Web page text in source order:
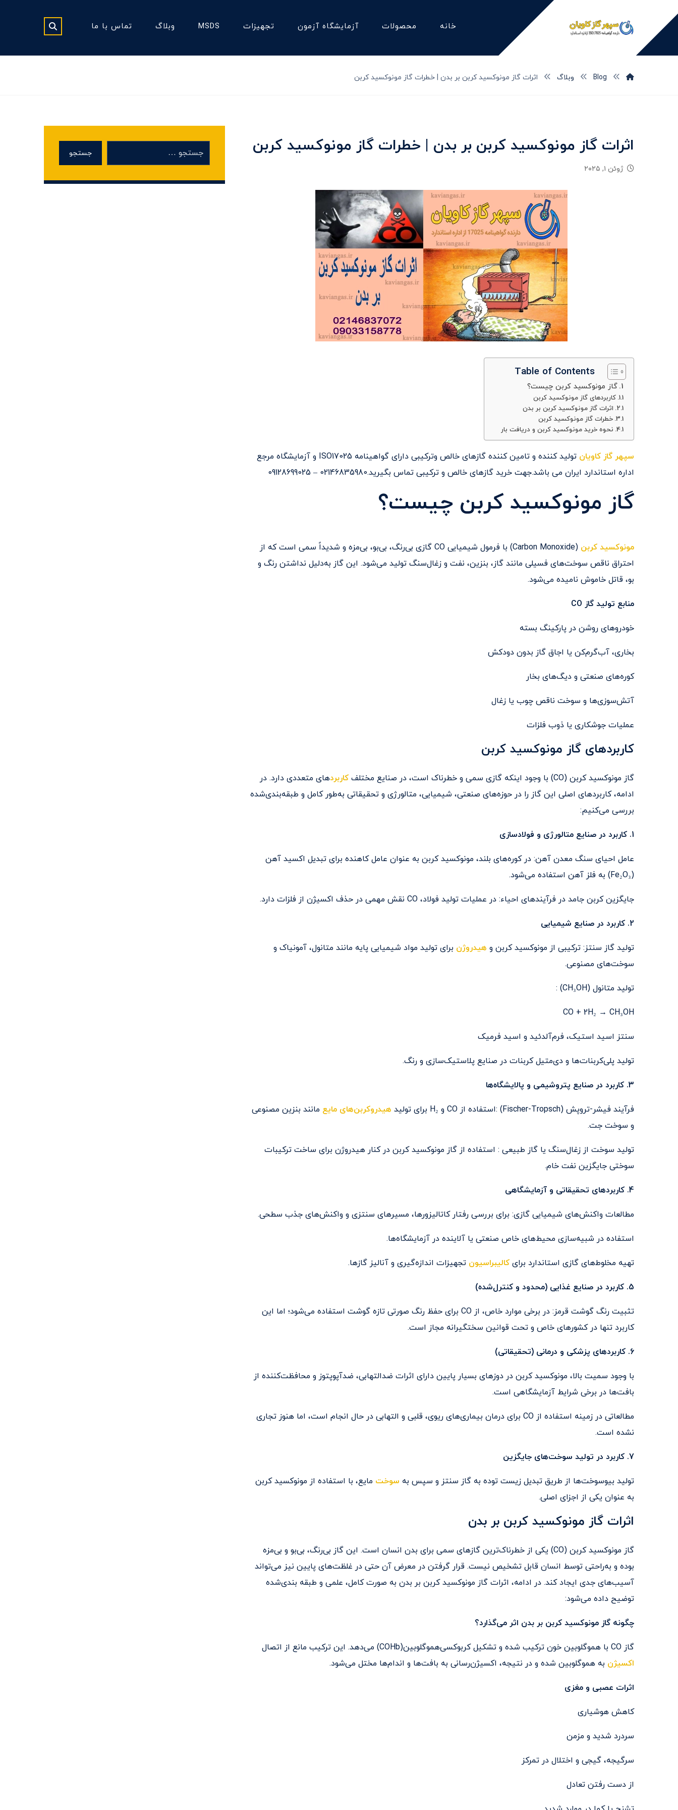
خانه محصولات آزمایشگاه آزمون تجهیزات MSDS وبلاگ تماس با ما
Blog وبلاگ اثرات گاز مونوکسید کربن بر بدن | خطرات گاز مونوکسید کربن
اثرات گاز مونوکسید کربن بر بدن | خطرات گاز مونوکسید کربن
ژوئن ۱, ۲۰۲۵
Table of Contents
گاز مونوکسید کربن چیست؟
کاربردهای گاز مونوکسید کربن
اثرات گاز مونوکسید کربن بر بدن
خطرات گاز مونوکسید کربن
نحوه خرید مونوکسید کربن و دریافت بار
سپهر گاز کاویان
تولید کننده و تامین کننده گازهای خالص وترکیبی دارای گواهینامه ISO17025 و آزمایشگاه مرجع
اداره استاندارد ایران می باشد.جهت خرید گازهای خالص و ترکیبی تماس بگیرید.02146835980 – 09128699025
گاز مونوکسید کربن چیست؟
مونوکسید کربن
(Carbon Monoxide) با فرمول شیمیایی CO گازی بی‌رنگ، بی‌بو، بی‌مزه و شدیداً سمی است که از
احتراق ناقص سوخت‌های فسیلی مانند گاز، بنزین، نفت و زغال‌سنگ تولید می‌شود. این گاز به‌دلیل نداشتن رنگ و
بو، قاتل خاموش نامیده می‌شود.
منابع تولید گاز CO
خودروهای روشن در پارکینگ بسته
بخاری، آب‌گرم‌کن یا اجاق گاز بدون دودکش
کوره‌های صنعتی و دیگ‌های بخار
آتش‌سوزی‌ها و سوخت ناقص چوب یا زغال
عملیات جوشکاری یا ذوب فلزات
کاربردهای گاز مونوکسید کربن
گاز مونوکسید کربن (CO) با وجود اینکه گازی سمی و خطرناک است، در صنایع مختلف کاربردهای متعددی دارد. در
ادامه، کاربردهای اصلی این گاز را در حوزه‌های صنعتی، شیمیایی، متالورژی و تحقیقاتی به‌طور کامل و طبقه‌بندی‌شده
بررسی می‌کنیم:
1. کاربرد در صنایع متالورژی و فولادسازی
عامل احیای سنگ معدن آهن: در کوره‌های بلند، مونوکسید کربن به عنوان عامل کاهنده برای تبدیل اکسید آهن
(Fe₂O₃) به فلز آهن استفاده می‌شود.
جایگزین کربن جامد در فرآیندهای احیاء: در عملیات تولید فولاد، CO نقش مهمی در حذف اکسیژن از فلزات دارد.
2. کاربرد در صنایع شیمیایی
تولید گاز سنتز: ترکیبی از مونوکسید کربن و هیدروژن برای تولید مواد شیمیایی پایه مانند متانول، آمونیاک و
سوخت‌های مصنوعی.
تولید متانول (CH₃OH) :
CO + 2H₂ → CH₃OH
سنتز اسید استیک، فرم‌آلدئید و اسید فرمیک
تولید پلی‌کربنات‌ها و دی‌متیل کربنات در صنایع پلاستیک‌سازی و رنگ.
3. کاربرد در صنایع پتروشیمی و پالایشگاه‌ها
فرآیند فیشر-تروپش (Fischer-Tropsch) :استفاده از CO و H₂ برای تولید هیدروکربن‌های مایع مانند بنزین مصنوعی
و سوخت جت.
تولید سوخت از زغال‌سنگ یا گاز طبیعی : استفاده از گاز مونوکسید کربن در کنار هیدروژن برای ساخت ترکیبات
سوختی جایگزین نفت خام.
4. کاربردهای تحقیقاتی و آزمایشگاهی
مطالعات واکنش‌های شیمیایی گازی: برای بررسی رفتار کاتالیزورها، مسیرهای سنتزی و واکنش‌های جذب سطحی.
استفاده در شبیه‌سازی محیط‌های خاص صنعتی یا آلاینده در آزمایشگاه‌ها.
تهیه مخلوط‌های گازی استاندارد برای کالیبراسیون تجهیزات اندازه‌گیری و آنالیز گازها.
5. کاربرد در صنایع غذایی (محدود و کنترل‌شده)
تثبیت رنگ گوشت قرمز: در برخی موارد خاص، از CO برای حفظ رنگ صورتی تازه گوشت استفاده می‌شود؛ اما این
کاربرد تنها در کشورهای خاص و تحت قوانین سختگیرانه مجاز است.
6. کاربردهای پزشکی و درمانی (تحقیقاتی)
با وجود سمیت بالا، مونوکسید کربن در دوزهای بسیار پایین دارای اثرات ضدالتهابی، ضدآپوپتوز و محافظت‌کننده از
بافت‌ها در برخی شرایط آزمایشگاهی است.
مطالعاتی در زمینه استفاده از CO برای درمان بیماری‌های ریوی، قلبی و التهابی در حال انجام است، اما هنوز تجاری
نشده است.
7. کاربرد در تولید سوخت‌های جایگزین
تولید بیوسوخت‌ها از طریق تبدیل زیست ‌توده به گاز سنتز و سپس به سوخت مایع، با استفاده از مونوکسید کربن
به عنوان یکی از اجزای اصلی.
اثرات گاز مونوکسید کربن بر بدن
گاز مونوکسید کربن (CO) یکی از خطرناک‌ترین گازهای سمی برای بدن انسان است. این گاز بی‌رنگ، بی‌بو و بی‌مزه
بوده و به‌راحتی توسط انسان قابل تشخیص نیست. قرار گرفتن در معرض آن حتی در غلظت‌های پایین نیز می‌تواند
آسیب‌های جدی ایجاد کند. در ادامه، اثرات گاز مونوکسید کربن بر بدن به صورت کامل، علمی و طبقه‌ بندی‌شده
توضیح داده می‌شود:
چگونه گاز مونوکسید کربن بر بدن اثر می‌گذارد؟
گاز CO با هموگلوبین خون ترکیب شده و تشکیل کربوکسی‌هموگلوبین(COHb) می‌دهد. این ترکیب مانع از اتصال
اکسیژن به هموگلوبین شده و در نتیجه، اکسیژن‌رسانی به بافت‌ها و اندام‌ها مختل می‌شود.
اثرات عصبی و مغزی
کاهش هوشیاری
سردرد شدید و مزمن
سرگیجه، گیجی و اختلال در تمرکز
از دست رفتن تعادل
جستجو